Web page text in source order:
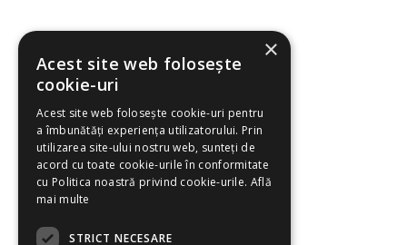
×
Acest site web folosește
cookie-uri
Acest site web folosește cookie-uri pentru
a îmbunătăți experiența utilizatorului. Prin
utilizarea site-ului nostru web, sunteți de
acord cu toate cookie-urile în conformitate
cu Politica noastră privind cookie-urile. Află
mai multe
STRICT NECESARE